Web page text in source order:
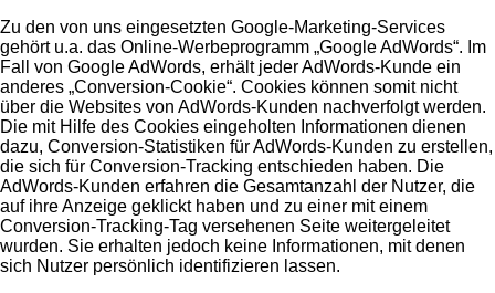
Zu den von uns eingesetzten Google-Marketing-Services
gehört u.a. das Online-Werbeprogramm „Google AdWords“. Im
Fall von Google AdWords, erhält jeder AdWords-Kunde ein
anderes „Conversion-Cookie“. Cookies können somit nicht
über die Websites von AdWords-Kunden nachverfolgt werden.
Die mit Hilfe des Cookies eingeholten Informationen dienen
dazu, Conversion-Statistiken für AdWords-Kunden zu erstellen,
die sich für Conversion-Tracking entschieden haben. Die
AdWords-Kunden erfahren die Gesamtanzahl der Nutzer, die
auf ihre Anzeige geklickt haben und zu einer mit einem
Conversion-Tracking-Tag versehenen Seite weitergeleitet
wurden. Sie erhalten jedoch keine Informationen, mit denen
sich Nutzer persönlich identifizieren lassen.